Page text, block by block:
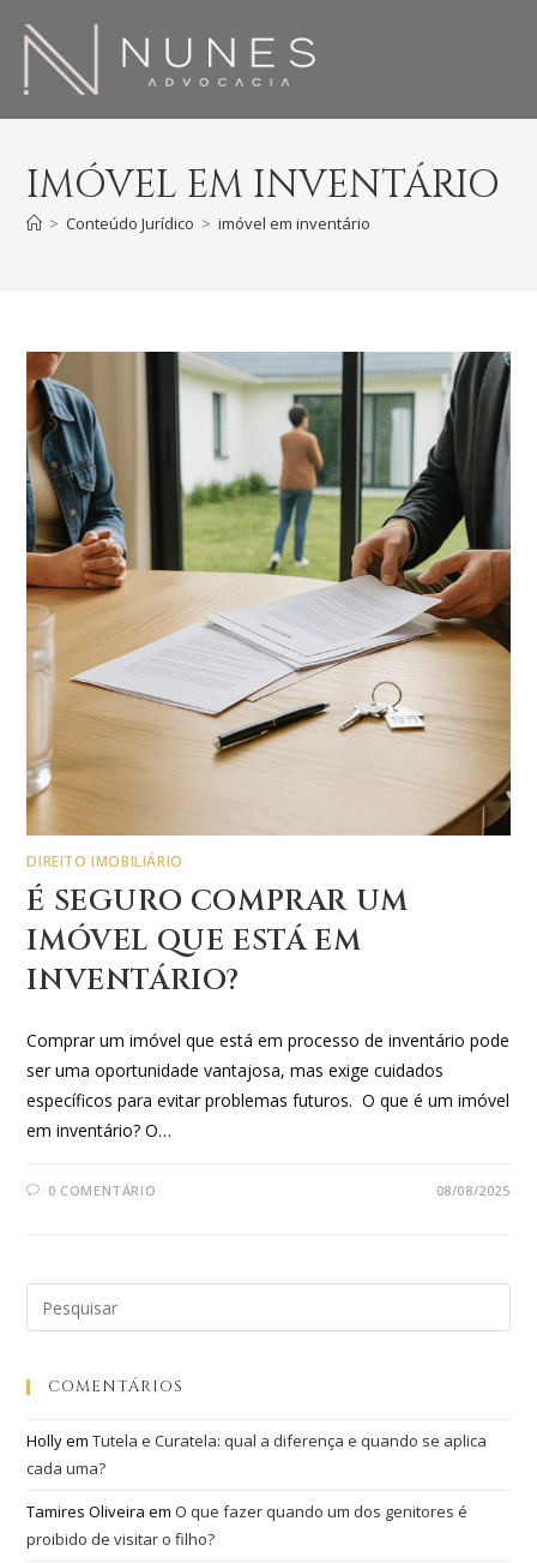
IMÓVEL EM INVENTÁRIO
> Conteúdo Jurídico > imóvel em inventário
DIREITO IMOBILIÁRIO
É SEGURO COMPRAR UM
IMÓVEL QUE ESTÁ EM
INVENTÁRIO?
Comprar um imóvel que está em processo de inventário pode
ser uma oportunidade vantajosa, mas exige cuidados
específicos para evitar problemas futuros. O que é um imóvel
em inventário? O…
0 COMENTÁRIO 08/08/2025
COMENTÁRIOS
HollyemTutela e Curatela: qual a diferença e quando se aplica
cada uma?
Tamires Oliveira emO que fazer quando um dos genitores é
proibido de visitar o filho?